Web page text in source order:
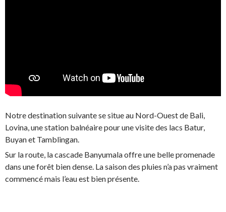
Notre destination suivante se situe au Nord-Ouest de Bali,
Lovina, une station balnéaire pour une visite des lacs Batur,
Buyan et Tamblingan.
Sur la route, la cascade Banyumala offre une belle promenade
dans une forêt bien dense. La saison des pluies n’a pas vraiment
commencé mais l’eau est bien présente.